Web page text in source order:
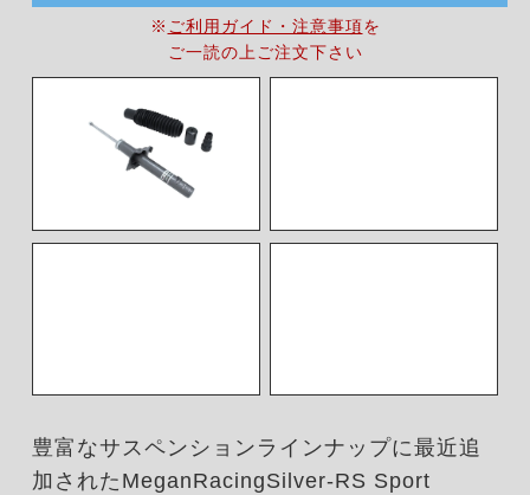
※ ご利用ガイド・注意事項を
ご一読の上ご注文下さい
豊富なサスペンションラインナップに最近追
加されたMeganRacingSilver-RS Sport